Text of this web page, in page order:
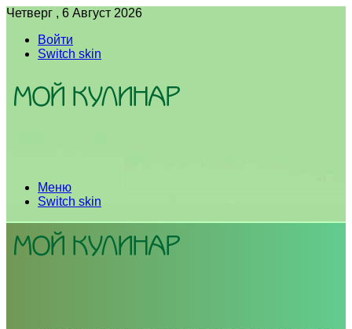
Четверг , 6 Август 2026
Войти
Switch skin
Меню
Switch skin